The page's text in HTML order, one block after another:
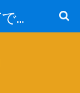
こんにちは！加藤早苗です。